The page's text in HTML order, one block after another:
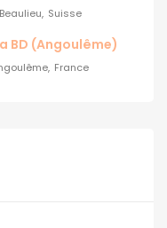
Suisse
BD (Angoulême)
France